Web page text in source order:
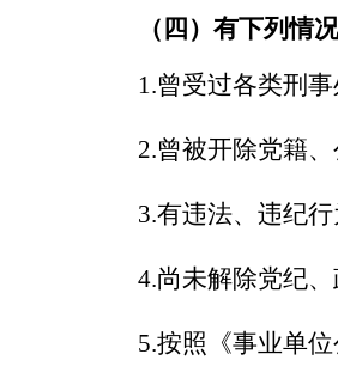
（ 四 ）有下列情
1.曾受过各类刑事
2.曾被开除党籍、
3.有违法、违纪
4.尚未解除党纪、
5.按照《事业单